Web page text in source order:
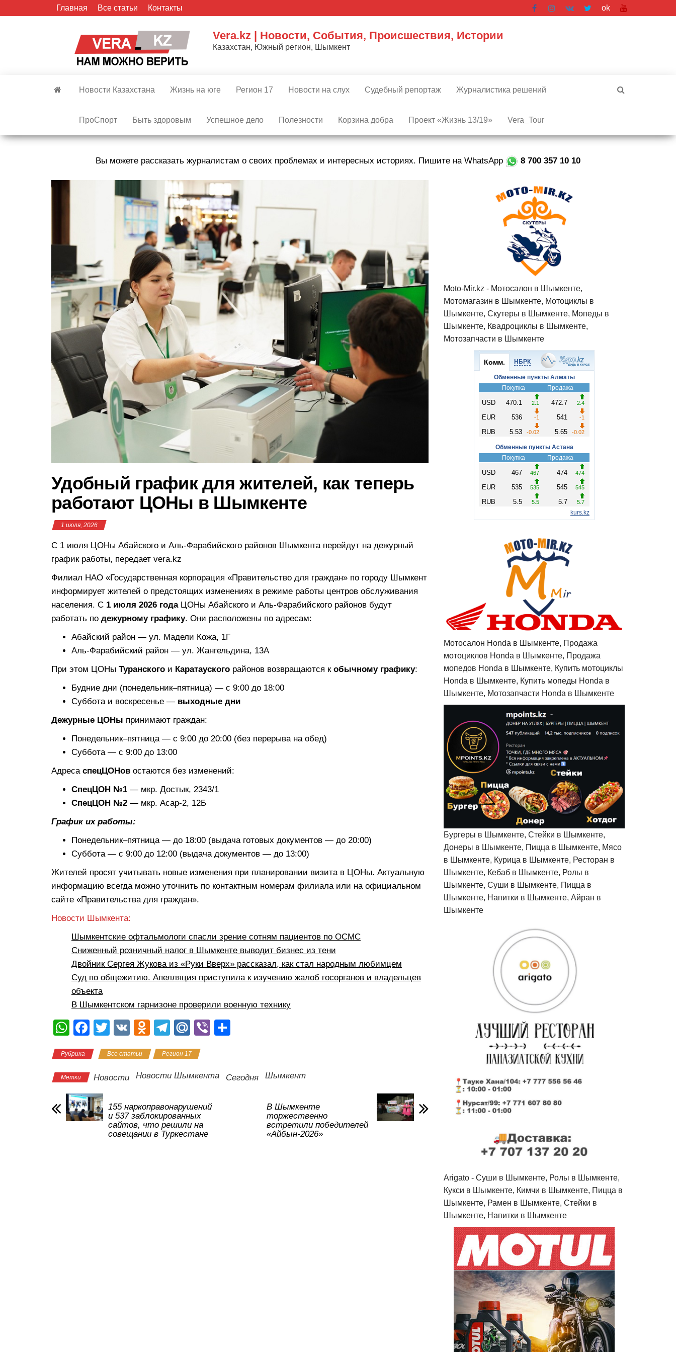
Главная Все статьи Контакты ok
Vera.kz | Новости, События, Происшествия, Истории
Казахстан, Южный регион, Шымкент
Новости Казахстана Жизнь на юге Регион 17 Новости на слух Судебный репортаж Журналистика решений
ПроСпорт Быть здоровым Успешное дело Полезности Корзина добра Проект «Жизнь 13/19» Vera_Tour
Вы можете рассказать журналистам о своих проблемах и интересных историях. Пишите на WhatsApp 8 700 357 10 10
Удобный график для жителей, как теперь
работают ЦОНы в Шымкенте
1 июля, 2026
С 1 июля ЦОНы Абайского и Аль-Фарабийского районов Шымкента перейдут на дежурный
график работы, передает vera.kz
Филиал НАО «Государственная корпорация «Правительство для граждан» по городу Шымкент
информирует жителей о предстоящих изменениях в режиме работы центров обслуживания
населения. С 1 июля 2026 годаЦОНы Абайского и Аль-Фарабийского районов будут
работать по дежурному графику. Они расположены по адресам:
Абайский район — ул. Мадели Кожа, 1Г
Аль-Фарабийский район — ул. Жангельдина, 13А
При этом ЦОНы Туранского и Каратауского районов возвращаются к обычному графику:
Будние дни (понедельник–пятница) — с 9:00 до 18:00
Суббота и воскресенье — выходные дни
Дежурные ЦОНы принимают граждан:
Понедельник–пятница — с 9:00 до 20:00 (без перерыва на обед)
Суббота — с 9:00 до 13:00
Адреса спецЦОНов остаются без изменений:
СпецЦОН №1 — мкр. Достык, 2343/1
СпецЦОН №2 — мкр. Асар-2, 12Б
График их работы:
Понедельник–пятница — до 18:00 (выдача готовых документов — до 20:00)
Суббота — с 9:00 до 12:00 (выдача документов — до 13:00)
Жителей просят учитывать новые изменения при планировании визита в ЦОНы. Актуальную
информацию всегда можно уточнить по контактным номерам филиала или на официальном
сайте «Правительства для граждан».
Новости Шымкента:
Шымкентские офтальмологи спасли зрение сотням пациентов по ОСМС
Сниженный розничный налог в Шымкенте выводит бизнес из тени
Двойник Сергея Жукова из «Руки Вверх» рассказал, как стал народным любимцем
Суд по общежитию. Апелляция приступила к изучению жалоб госорганов и владельцев
объекта
В Шымкентском гарнизоне проверили военную технику
W
at
s
A
p
p
F
c
e
b
o
o
T
tt
er
V
O
n
o
a
ss
ni
T
e
gr
m
M
.R
u
Vi
а
Рубрика Все статьи Регион 17
Метки Новости Новости Шымкента Сегодня Шымкент
155 наркоправонарушений
и 537 заблокированных
сайтов, что решили на
совещании в Туркестане
В Шымкенте
торжественно
встретили победителей
«Айбын-2026»
Moto-Mir.kz - Мотосалон в Шымкенте,
Мотомагазин в Шымкенте, Мотоциклы в
Шымкенте, Скутеры в Шымкенте, Мопеды в
Шымкенте, Квадроциклы в Шымкенте,
Мотозапчасти в Шымкенте
Мотосалон Honda в Шымкенте, Продажа
мотоциклов Honda в Шымкенте, Продажа
мопедов Honda в Шымкенте, Купить мотоциклы
Honda в Шымкенте, Купить мопеды Honda в
Шымкенте, Мотозапчасти Honda в Шымкенте
Бургеры в Шымкенте, Стейки в Шымкенте,
Донеры в Шымкенте, Пицца в Шымкенте, Мясо
в Шымкенте, Курица в Шымкенте, Ресторан в
Шымкенте, Кебаб в Шымкенте, Ролы в
Шымкенте, Суши в Шымкенте, Пицца в
Шымкенте, Напитки в Шымкенте, Айран в
Шымкенте
Arigato - Cуши в Шымкенте, Ролы в Шымкенте,
Кукси в Шымкенте, Кимчи в Шымкенте, Пицца в
Шымкенте, Рамен в Шымкенте, Стейки в
Шымкенте, Напитки в Шымкенте